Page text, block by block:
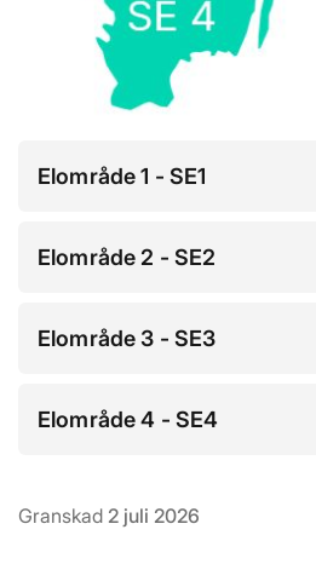
Elområde 1 - SE1
Elområde 2 - SE2
Elområde 3 - SE3
Elområde 4 - SE4
Granskad 2 juli 2026